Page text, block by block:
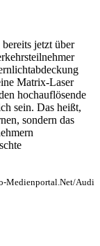
jetzt über
Matrix-Laser
hochauflösende
sein. Das heißt,
sondern das
Medienportal.Net/Audi